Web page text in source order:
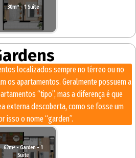
30m² - 1 Suíte
localizados sempre no térreo ou no
os apartamentos. Geralmente possuem a
“tipo”, mas a diferença é que
externa descoberta, como se fosse um
isso o nome “garden”.
62m² - Garden - 1
Suíte